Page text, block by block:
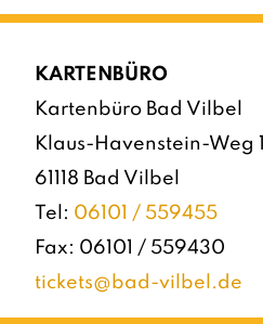
KARTENBÜRO
Kartenbüro Bad Vilbel
Klaus-Havenstein-Weg 1
61118 Bad Vilbel
Tel: 06101 / 559455
Fax: 06101 / 559430
tickets@bad-vilbel.de